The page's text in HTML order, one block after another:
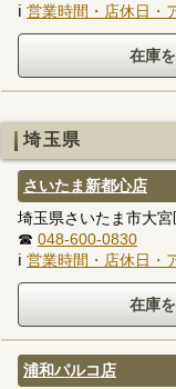
ℹ 営業時間・店休日・
埼玉県
さいたま新都心店
埼玉県さいたま市大
☎ 048-600-0830
ℹ 営業時間・店休日・
浦和パルコ店